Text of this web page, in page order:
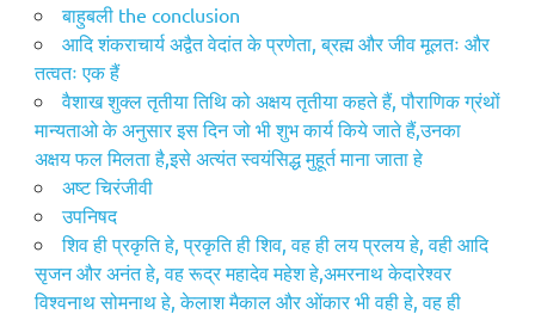
​बाहुबली the conclusion
आदि शंकराचार्य अद्वैत वेदांत के प्रणेता, ब्रह्म और जीव मूलतः और
तत्वतः एक हैं
वैशाख शुक्ल तृतीया तिथि को अक्षय तृतीया कहते हैं, पौराणिक ग्रंथों
मान्यताओ के अनुसार इस दिन जो भी शुभ कार्य किये जाते हैं,उनका
अक्षय फल मिलता है,इसे अत्यंत स्वयंसिद्ध मुहूर्त माना जाता हे
अष्ट चिरंजीवी
उपनिषद
शिव ही प्रकृति हे, प्रकृति ही शिव, वह ही लय प्रलय हे, वही आदि
सृजन और अनंत हे, वह रूद्र महादेव महेश हे,अमरनाथ केदारेश्वर
विश्वनाथ सोमनाथ हे, केलाश मैकाल और ओंकार भी वही हे, वह ही